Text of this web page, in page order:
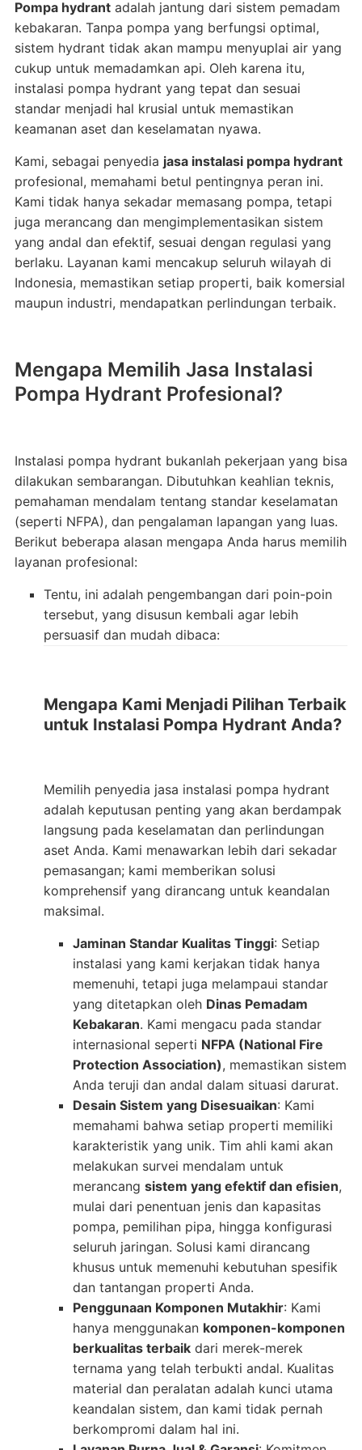
Pompa hydrantadalah jantung dari sistem pemadam
kebakaran. Tanpa pompa yang berfungsi optimal,
sistem hydrant tidak akan mampu menyuplai air yang
cukup untuk memadamkan api. Oleh karena itu,
instalasi pompa hydrant yang tepat dan sesuai
standar menjadi hal krusial untuk memastikan
keamanan aset dan keselamatan nyawa.
Kami, sebagai penyedia jasa instalasi pompa hydrant
profesional, memahami betul pentingnya peran ini.
Kami tidak hanya sekadar memasang pompa, tetapi
juga merancang dan mengimplementasikan sistem
yang andal dan efektif, sesuai dengan regulasi yang
berlaku. Layanan kami mencakup seluruh wilayah di
Indonesia, memastikan setiap properti, baik komersial
maupun industri, mendapatkan perlindungan terbaik.
Mengapa Memilih Jasa Instalasi
Pompa Hydrant Profesional?
Instalasi pompa hydrant bukanlah pekerjaan yang bisa
dilakukan sembarangan. Dibutuhkan keahlian teknis,
pemahaman mendalam tentang standar keselamatan
(seperti NFPA), dan pengalaman lapangan yang luas.
Berikut beberapa alasan mengapa Anda harus memilih
layanan profesional:
Tentu, ini adalah pengembangan dari poin-poin
tersebut, yang disusun kembali agar lebih
persuasif dan mudah dibaca:
Mengapa Kami Menjadi Pilihan Terbaik
untuk Instalasi Pompa Hydrant Anda?
Memilih penyedia jasa instalasi pompa hydrant
adalah keputusan penting yang akan berdampak
langsung pada keselamatan dan perlindungan
aset Anda. Kami menawarkan lebih dari sekadar
pemasangan; kami memberikan solusi
komprehensif yang dirancang untuk keandalan
maksimal.
Jaminan Standar Kualitas Tinggi: Setiap
instalasi yang kami kerjakan tidak hanya
memenuhi, tetapi juga melampaui standar
yang ditetapkan oleh Dinas Pemadam
Kebakaran. Kami mengacu pada standar
internasional seperti NFPA (National Fire
Protection Association), memastikan sistem
Anda teruji dan andal dalam situasi darurat.
Desain Sistem yang Disesuaikan: Kami
memahami bahwa setiap properti memiliki
karakteristik yang unik. Tim ahli kami akan
melakukan survei mendalam untuk
merancang sistem yang efektif dan efisien,
mulai dari penentuan jenis dan kapasitas
pompa, pemilihan pipa, hingga konfigurasi
seluruh jaringan. Solusi kami dirancang
khusus untuk memenuhi kebutuhan spesifik
dan tantangan properti Anda.
Penggunaan Komponen Mutakhir: Kami
hanya menggunakan komponen-komponen
berkualitas terbaikdari merek-merek
ternama yang telah terbukti andal. Kualitas
material dan peralatan adalah kunci utama
keandalan sistem, dan kami tidak pernah
berkompromi dalam hal ini.